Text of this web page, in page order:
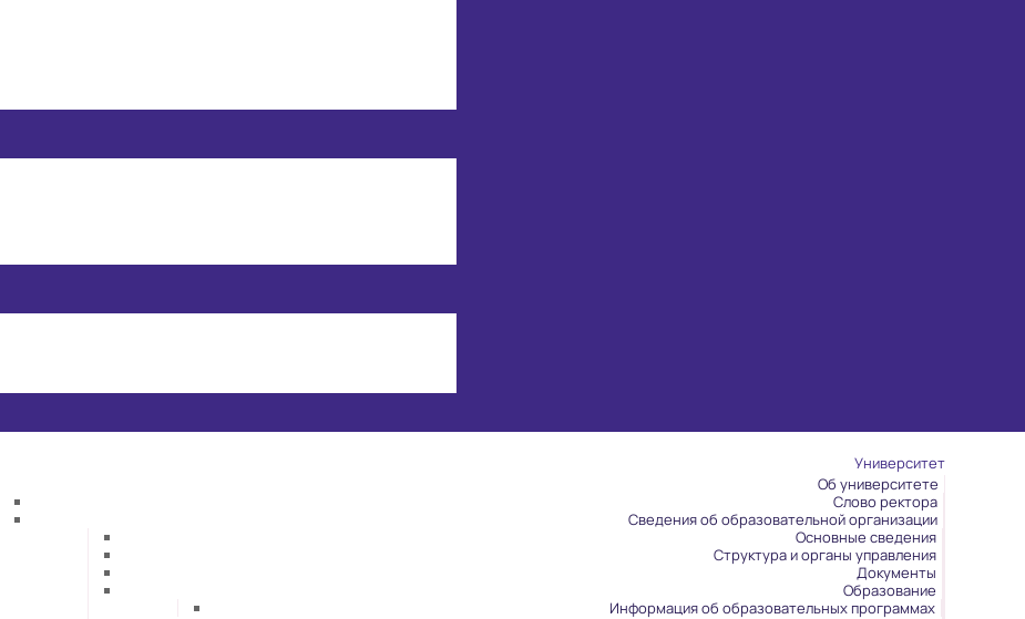
Университет
Об университете
Слово ректора
Сведения об образовательной организации
Основные сведения
Структура и органы управления
Документы
Образование
Информация об образовательных программах